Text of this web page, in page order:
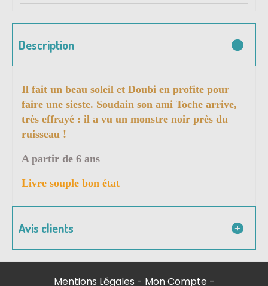
Description
Il fait un beau soleil et Doubi en profite pour
faire une sieste. Soudain son ami Toche arrive,
très effrayé : il a vu un monstre noir près du
ruisseau !
A partir de 6 ans
Livre souple bon état
Avis clients
Mentions Légales Mon Compte